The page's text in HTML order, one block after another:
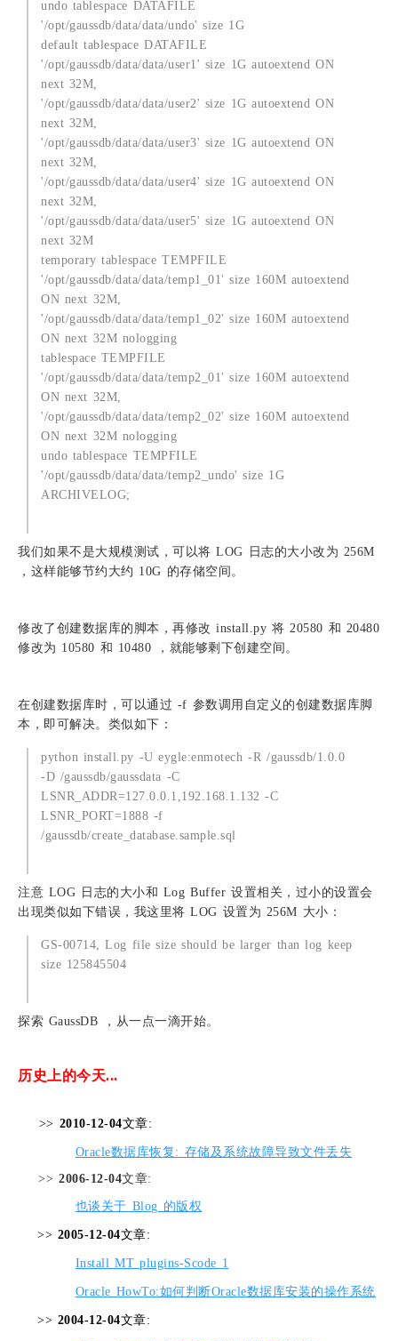
undo tablespace DATAFILE
'/opt/gaussdb/data/data/undo' size 1G
default tablespace DATAFILE
'/opt/gaussdb/data/data/user1' size 1G autoextend ON
next 32M,
'/opt/gaussdb/data/data/user2' size 1G autoextend ON
next 32M,
'/opt/gaussdb/data/data/user3' size 1G autoextend ON
next 32M,
'/opt/gaussdb/data/data/user4' size 1G autoextend ON
next 32M,
'/opt/gaussdb/data/data/user5' size 1G autoextend ON
next 32M
temporary tablespace TEMPFILE
'/opt/gaussdb/data/data/temp1_01' size 160M autoextend
ON next 32M,
'/opt/gaussdb/data/data/temp1_02' size 160M autoextend
ON next 32M nologging
tablespace TEMPFILE
'/opt/gaussdb/data/data/temp2_01' size 160M autoextend
ON next 32M,
'/opt/gaussdb/data/data/temp2_02' size 160M autoextend
ON next 32M nologging
undo tablespace TEMPFILE
'/opt/gaussdb/data/data/temp2_undo' size 1G
ARCHIVELOG;
我们如果不是大规模测试，可以将 LOG 日志的大小改为 256M
，这样能够节约大约 10G 的存储空间。
修改了创建数据库的脚本，再修改 install.py 将 20580 和 20480
修改为 10580 和 10480 ，就能够剩下创建空间。
在创建数据库时，可以通过 -f 参数调用自定义的创建数据库脚
本，即可解决。类似如下：
python install.py -U eygle:enmotech -R /gaussdb/1.0.0
-D /gaussdb/gaussdata -C
LSNR_ADDR=127.0.0.1,192.168.1.132 -C
LSNR_PORT=1888 -f
/gaussdb/create_database.sample.sql
注意 LOG 日志的大小和 Log Buffer 设置相关，过小的设置会
出现类似如下错误，我这里将 LOG 设置为 256M 大小：
GS-00714, Log file size should be larger than log keep
size 125845504
探索 GaussDB ，从一点一滴开始。
历史上的今天...
>> 2010-12-04文章:
Oracle数据库恢复: 存储及系统故障导致文件丢失
>> 2006-12-04文章:
也谈关于 Blog 的版权
>> 2005-12-04文章:
Install MT plugins-Scode 1
Oracle HowTo:如何判断Oracle数据库安装的操作系统
>> 2004-12-04文章: